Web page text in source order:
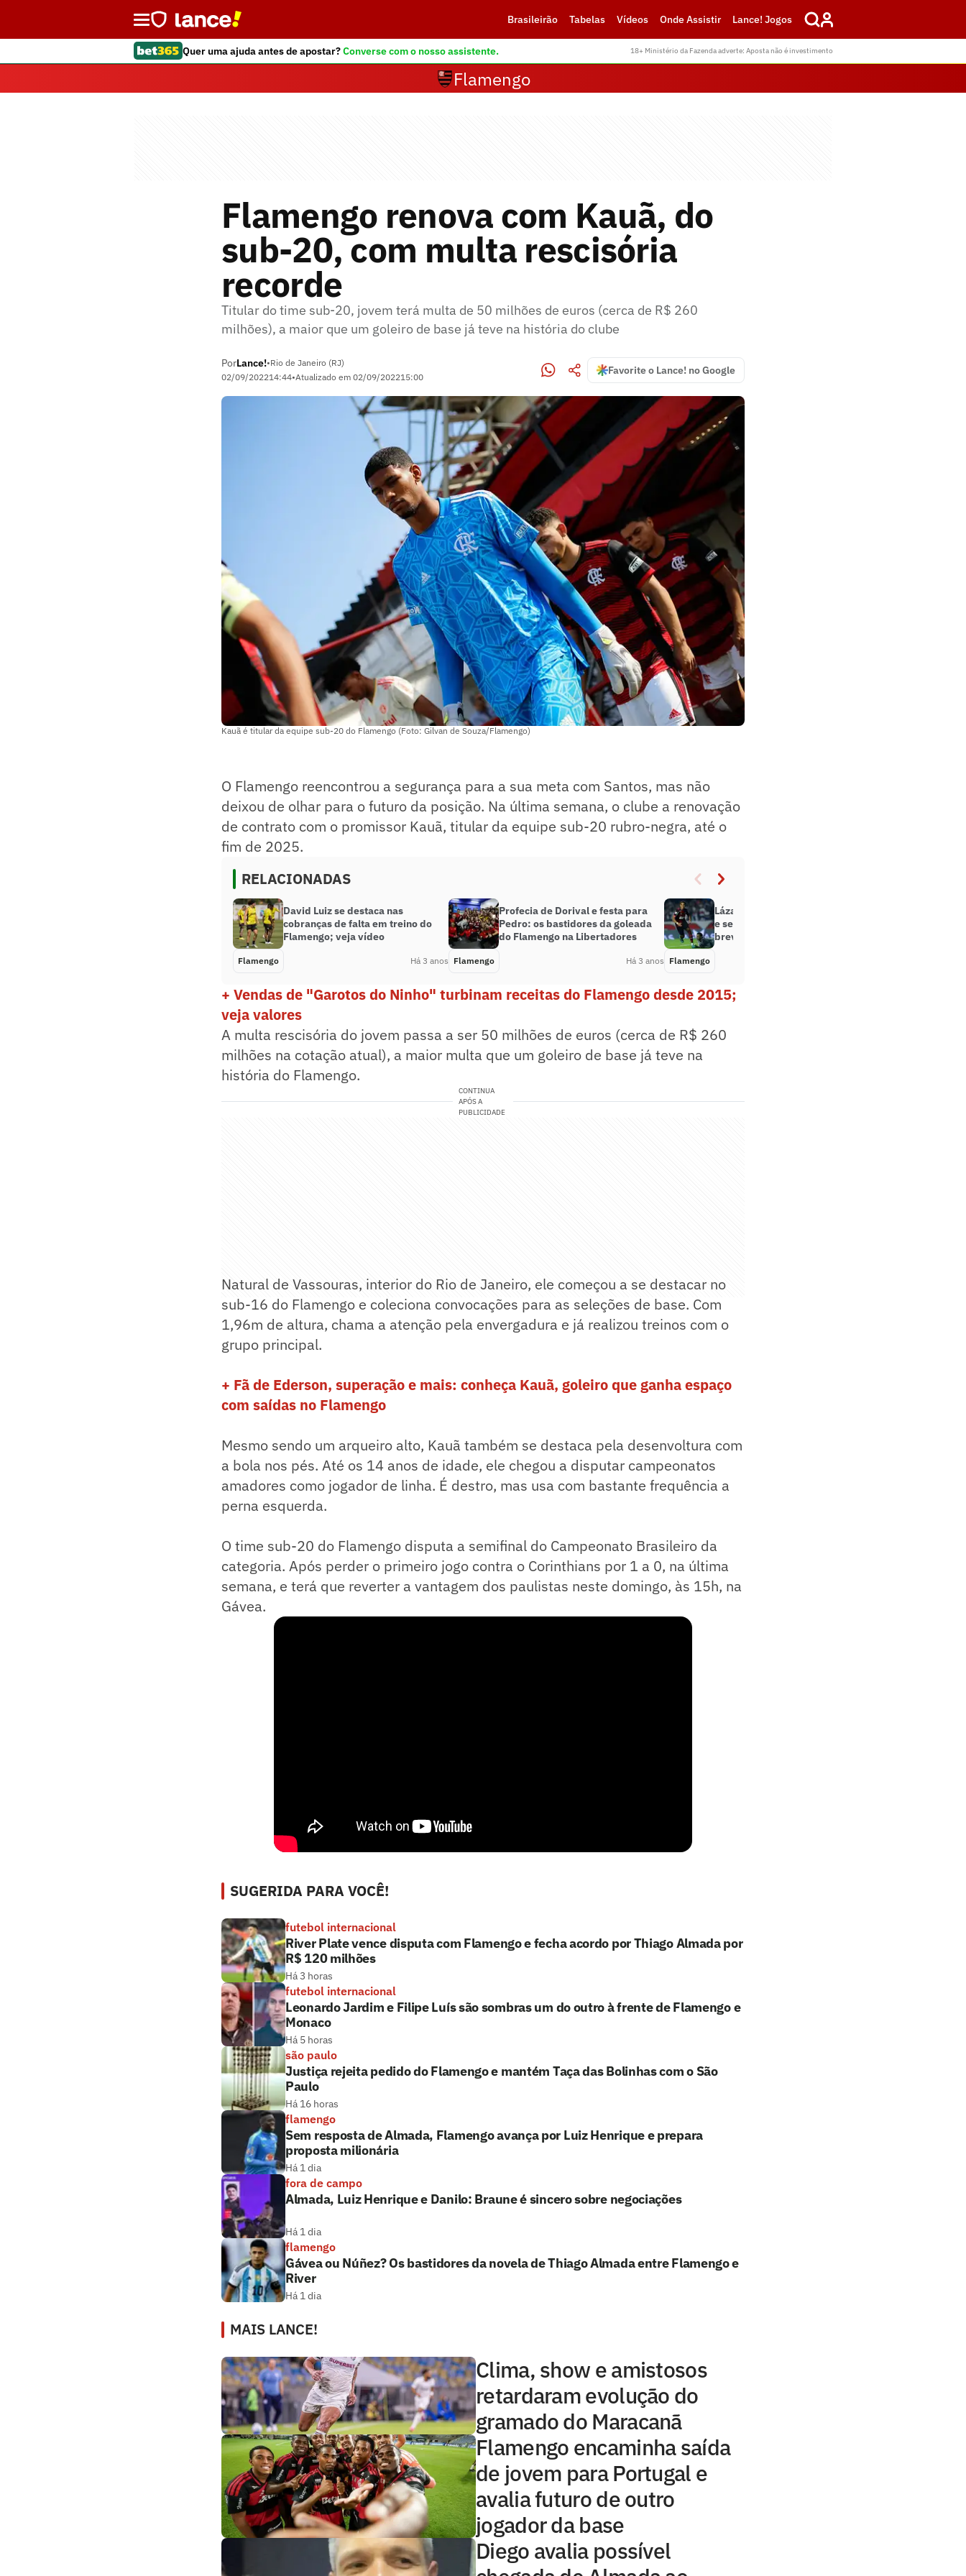
Brasileirão Tabelas Vídeos Onde Assistir Lance! Jogos
Quer uma ajuda antes de apostar?Converse com o nosso assistente. 18+ Ministério da Fazenda adverte: Aposta não é investimento
Flamengo
Flamengo renova com Kauã, do
sub-20, com multa rescisória
recorde
Titular do time sub-20, jovem terá multa de 50 milhões de euros (cerca de R$ 260
milhões), a maior que um goleiro de base já teve na história do clube
PorLance!•Rio de Janeiro (RJ)
02/09/202214:44•Atualizado em 02/09/202215:00
Favorite o Lance! no Google
Kauã é titular da equipe sub-20 do Flamengo (Foto: Gilvan de Souza/Flamengo)
O Flamengo reencontrou a segurança para a sua meta com Santos, mas não
deixou de olhar para o futuro da posição. Na última semana, o clube a renovação
de contrato com o promissor Kauã, titular da equipe sub-20 rubro-negra, até o
fim de 2025.
RELACIONADAS
David Luiz se destaca nas
cobranças de falta em treino do
Flamengo; veja vídeo
Flamengo Há 3 anos
Profecia de Dorival e festa para
Pedro: os bastidores da goleada
do Flamengo na Libertadores
Flamengo Há 3 anos
Lázaro exalta trajetória de 12 anos
e se despede do Flamengo: ‘Até
breve’
Flamengo
+ Vendas de "Garotos do Ninho" turbinam receitas do Flamengo desde 2015;
veja valores
A multa rescisória do jovem passa a ser 50 milhões de euros (cerca de R$ 260
milhões na cotação atual), a maior multa que um goleiro de base já teve na
história do Flamengo.
CONTINUA
APÓS A
PUBLICIDADE
Natural de Vassouras, interior do Rio de Janeiro, ele começou a se destacar no
sub-16 do Flamengo e coleciona convocações para as seleções de base. Com
1,96m de altura, chama a atenção pela envergadura e já realizou treinos com o
grupo principal.
+ Fã de Ederson, superação e mais: conheça Kauã, goleiro que ganha espaço
com saídas no Flamengo
Mesmo sendo um arqueiro alto, Kauã também se destaca pela desenvoltura com
a bola nos pés. Até os 14 anos de idade, ele chegou a disputar campeonatos
amadores como jogador de linha. É destro, mas usa com bastante frequência a
perna esquerda.
O time sub-20 do Flamengo disputa a semifinal do Campeonato Brasileiro da
categoria. Após perder o primeiro jogo contra o Corinthians por 1 a 0, na última
semana, e terá que reverter a vantagem dos paulistas neste domingo, às 15h, na
Gávea.
SUGERIDA PARA VOCÊ!
futebol internacional
River Plate vence disputa com Flamengo e fecha acordo por Thiago Almada por
R$ 120 milhões
Há 3 horas
futebol internacional
Leonardo Jardim e Filipe Luís são sombras um do outro à frente de Flamengo e
Monaco
Há 5 horas
são paulo
Justiça rejeita pedido do Flamengo e mantém Taça das Bolinhas com o São
Paulo
Há 16 horas
flamengo
Sem resposta de Almada, Flamengo avança por Luiz Henrique e prepara
proposta milionária
Há 1 dia
fora de campo
Almada, Luiz Henrique e Danilo: Braune é sincero sobre negociações
Há 1 dia
flamengo
Gávea ou Núñez? Os bastidores da novela de Thiago Almada entre Flamengo e
River
Há 1 dia
MAIS LANCE!
Clima, show e amistosos
retardaram evolução do
gramado do Maracanã
Flamengo encaminha saída
de jovem para Portugal e
avalia futuro de outro
jogador da base
Diego avalia possível